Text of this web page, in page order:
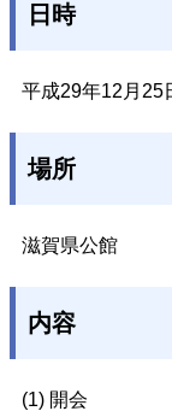
日時
平成29年12月25
場所
滋賀県公館
内容
(1) 開会